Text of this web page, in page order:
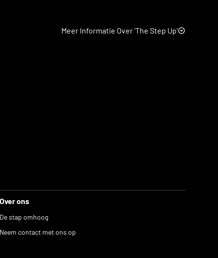
Meer Informatie Over 'The Step Up'
Over ons
De stap omhoog
Neem contact met ons op